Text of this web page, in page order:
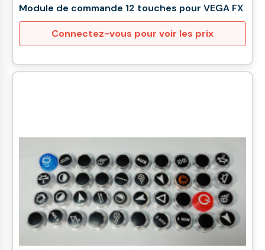
Module de commande 12 touches pour VEGA FX
Connectez-vous pour voir les prix